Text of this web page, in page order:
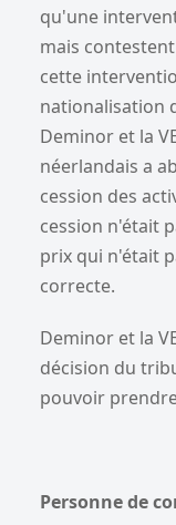
qu'une
mais
cette
nationalisation
Deminor et la
néerlandais a
cession des
cession n'était
prix qui n'était
correcte.
Deminor et la
décision du
pouvoir
Personne de